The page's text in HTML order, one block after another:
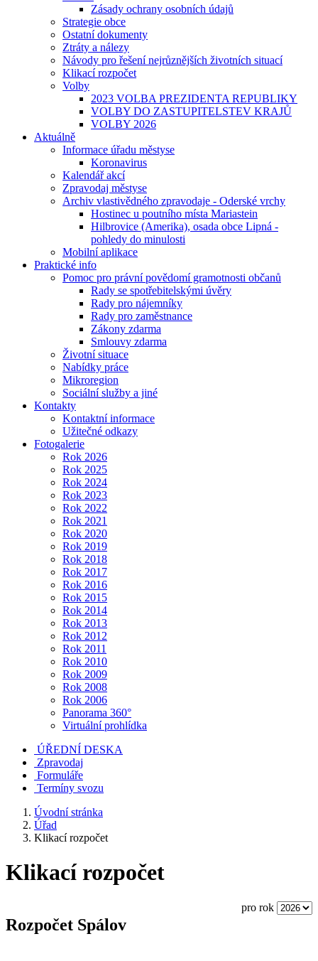
Zásady ochrany osobních údajů
Strategie obce
Ostatní dokumenty
Ztráty a nálezy
Návody pro řešení nejrůznějších životních situací
Klikací rozpočet
Volby
2023 VOLBA PREZIDENTA REPUBLIKY
VOLBY DO ZASTUPITELSTEV KRAJŮ
VOLBY 2026
Aktuálně
Informace úřadu městyse
Koronavirus
Kalendář akcí
Zpravodaj městyse
Archiv vlastivědného zpravodaje - Oderské vrchy
Hostinec u poutního místa Mariastein
Hilbrovice (Amerika), osada obce Lipná -
pohledy do minulosti
Mobilní aplikace
Praktické info
Pomoc pro právní povědomí gramotnosti občanů
Rady se spotřebitelskými úvěry
Rady pro nájemníky
Rady pro zaměstnance
Zákony zdarma
Smlouvy zdarma
Životní situace
Nabídky práce
Mikroregion
Sociální služby a jiné
Kontakty
Kontaktní informace
Užitečné odkazy
Fotogalerie
Rok 2026
Rok 2025
Rok 2024
Rok 2023
Rok 2022
Rok 2021
Rok 2020
Rok 2019
Rok 2018
Rok 2017
Rok 2016
Rok 2015
Rok 2014
Rok 2013
Rok 2012
Rok 2011
Rok 2010
Rok 2009
Rok 2008
Rok 2006
Panorama 360°
Virtuální prohlídka
ÚŘEDNÍ DESKA
Zpravodaj
Formuláře
Termíny svozu
Úvodní stránka
Úřad
Klikací rozpočet
Klikací rozpočet
pro rok
Rozpočet Spálov